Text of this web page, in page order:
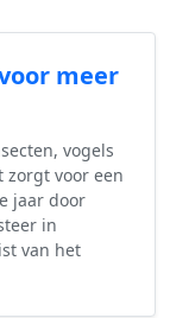
meer
vogels
zorgt voor een
jaar door
in
van het